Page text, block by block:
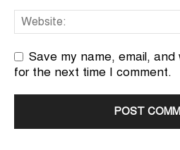
Save my name, email, and
for the next time I comment.